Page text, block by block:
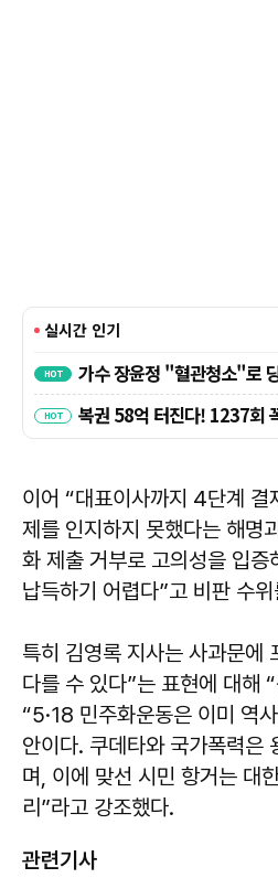
이어 “대표이사까지 4단계 결
제를 인지하지 못했다는 해명
화 제출 거부로 고의성을 입증
납득하기 어렵다”고 비판 수
특히 김영록 지사는 사과문에
다를 수 있다”는 표현에 대해
“5·18 민주화운동은 이미 역
안이다. 쿠데타와 국가폭력은
며, 이에 맞선 시민 항거는 대
리”라고 강조했다.
관련기사